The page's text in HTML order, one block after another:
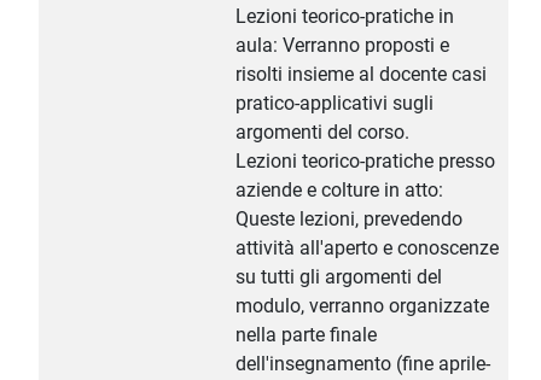
Lezioni teorico-pratiche in
aula: Verranno proposti e
risolti insieme al docente casi
pratico-applicativi sugli
argomenti del corso.
Lezioni teorico-pratiche presso
aziende e colture in atto:
Queste lezioni, prevedendo
attività all'aperto e conoscenze
su tutti gli argomenti del
modulo, verranno organizzate
nella parte finale
dell'insegnamento (fine aprile-